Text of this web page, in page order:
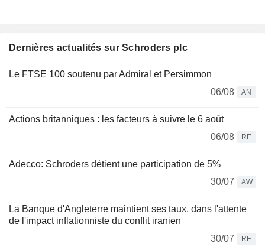
Dernières actualités sur Schroders plc
Le FTSE 100 soutenu par Admiral et Persimmon
06/08
AN
Actions britanniques : les facteurs à suivre le 6 août
06/08
RE
Adecco: Schroders détient une participation de 5%
30/07
AW
La Banque d'Angleterre maintient ses taux, dans l'attente
de l'impact inflationniste du conflit iranien
30/07
RE